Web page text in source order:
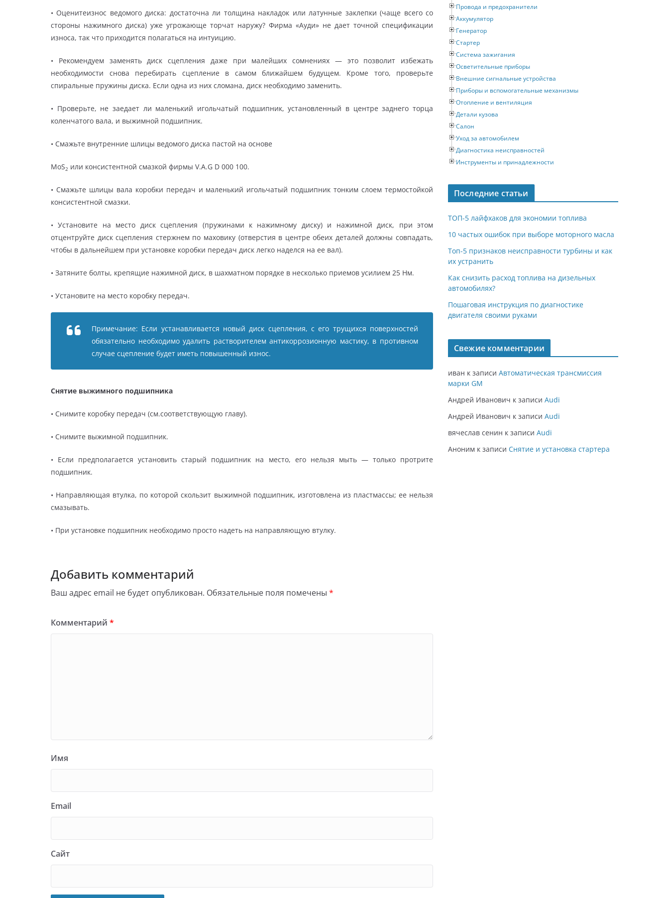
• Оценитеизнос ведомого диска: достаточна ли толщина накладок или латунные заклепки (чаще всего со
стороны нажимного диска) уже угрожающе торчат наружу? Фирма «Ауди» не дает точной спецификации
износа, так что приходится полагаться на интуицию.
• Рекомендуем заменять диск сцепления даже при малейших сомнениях — это позволит избежать
необходимости снова перебирать сцепление в самом ближайшем будущем. Кроме того, проверьте
спиральные пружины диска. Если одна из них сломана, диск необходимо заменить.
• Проверьте, не заедает ли маленький игольчатый подшипник, установленный в центре заднего торца
коленчатого вала, и выжимной подшипник.
• Смажьте внутренние шлицы ведомого диска пастой на основе
MoS2 или консистентной смазкой фирмы V.A.G D 000 100.
• Смажьте шлицы вала коробки передач и маленький игольчатый подшипник тонким слоем термостойкой
консистентной смазки.
• Установите на место диск сцепления (пружинами к нажимному диску) и нажимной диск, при этом
отцентруйте диск сцепления стержнем по маховику (отверстия в центре обеих деталей должны совпадать,
чтобы в дальнейшем при установке коробки передач диск легко наделся на ее вал).
• Затяните болты, крепящие нажимной диск, в шахматном порядке в несколько приемов усилием 25 Нм.
• Установите на место коробку передач.
Примечание: Если устанавливается новый диск сцепления, с его трущихся поверхностей
обязательно необходимо удалить растворителем антикоррозионную мастику, в противном
случае сцепление будет иметь повышенный износ.
Снятие выжимного подшипника
• Снимите коробку передач (см.соответствующую главу).
• Снимите выжимной подшипник.
• Если предполагается установить старый подшипник на место, его нельзя мыть — только протрите
подшипник.
• Направляющая втулка, по которой скользит выжимной подшипник, изготовлена из пластмассы; ее нельзя
смазывать.
• При установке подшипник необходимо просто надеть на направляющую втулку.
Добавить комментарий
Ваш адрес email не будет опубликован. Обязательные поля помечены *
Комментарий *
Имя
Email
Сайт
Провода и предохранители
Аккумулятор
Генератор
Стартер
Система зажигания
Осветительные приборы
Внешние сигнальные устройства
Приборы и вспомогательные механизмы
Отопление и вентиляция
Детали кузова
Салон
Уход за автомобилем
Диагностика неисправностей
Инструменты и принадлежности
Последние статьи
ТОП-5 лайфхаков для экономии топлива
10 частых ошибок при выборе моторного масла
Топ-5 признаков неисправности турбины и как
их устранить
Как снизить расход топлива на дизельных
автомобилях?
Пошаговая инструкция по диагностике
двигателя своими руками
Свежие комментарии
иван к записи Автоматическая трансмиссия
марки GM
Андрей Иванович к записи Audi
Андрей Иванович к записи Audi
вячеслав сенин к записи Audi
Аноним к записи Снятие и установка стартера